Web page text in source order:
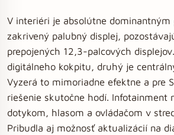
V interiéri je absolútne dominantným
zakrivený palubný displej,
prepojených 12,3-palcových
digitálneho kokpitu, druhý je
Vyzerá to mimoriadne efektne a pre
riešenie skutočne hodí. Infotainment
dotykom, hlasom a ovládačom v
Pribudla aj možnosť aktualizácií na